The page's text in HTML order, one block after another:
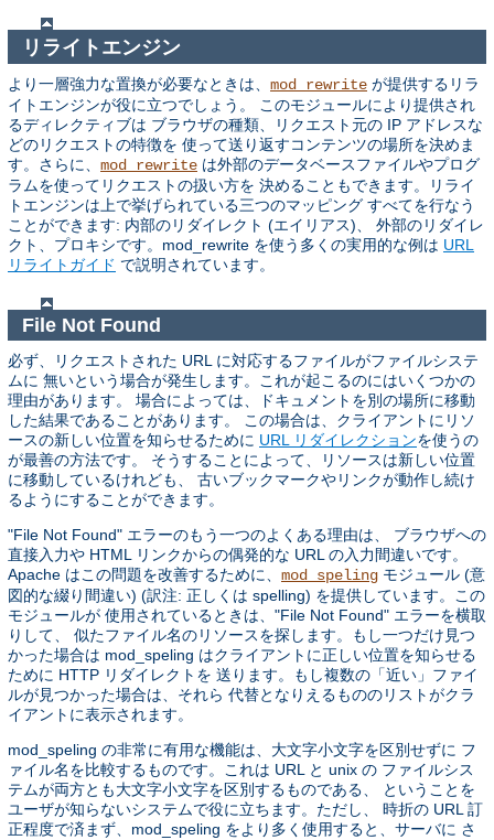
リライトエンジン
より一層強力な置換が必要なときは、 mod_rewrite が提供するリラ
イトエンジンが役に立つでしょう。 このモジュールにより提供され
るディレクティブは ブラウザの種類、リクエスト元の IP アドレスな
どのリクエストの特徴を 使って送り返すコンテンツの場所を決めま
す。さらに、 mod_rewrite は外部のデータベースファイルやプログ
ラムを使ってリクエストの扱い方を 決めることもできます。リライ
トエンジンは上で挙げられている三つのマッピング すべてを行なう
ことができます: 内部のリダイレクト (エイリアス)、 外部のリダイレ
クト、プロキシです。mod_rewrite を使う多くの実用的な例は URL
リライトガイド で説明されています。
File Not Found
必ず、リクエストされた URL に対応するファイルがファイルシステ
ムに 無いという場合が発生します。これが起こるのにはいくつかの
理由があります。 場合によっては、ドキュメントを別の場所に移動
した結果であることがあります。 この場合は、クライアントにリソ
ースの新しい位置を知らせるために URL リダイレクションを使うの
が最善の方法です。 そうすることによって、リソースは新しい位置
に移動しているけれども、 古いブックマークやリンクが動作し続け
るようにすることができます。
"File Not Found" エラーのもう一つのよくある理由は、 ブラウザへの
直接入力や HTML リンクからの偶発的な URL の入力間違いです。
Apache はこの問題を改善するために、 mod_speling モジュール (意
図的な綴り間違い) (訳注: 正しくは spelling) を提供しています。この
モジュールが 使用されているときは、"File Not Found" エラーを横取
りして、 似たファイル名のリソースを探します。もし一つだけ見つ
かった場合は mod_speling はクライアントに正しい位置を知らせる
ために HTTP リダイレクトを 送ります。もし複数の「近い」ファイ
ルが見つかった場合は、それら 代替となりえるもののリストがクラ
イアントに表示されます。
mod_speling の非常に有用な機能は、大文字小文字を区別せずに フ
ァイル名を比較するものです。これは URL と unix の ファイルシス
テムが両方とも大文字小文字を区別するものである、 ということを
ユーザが知らないシステムで役に立ちます。ただし、 時折の URL 訂
正程度で済まず、mod_speling をより多く使用すると、サーバに さ